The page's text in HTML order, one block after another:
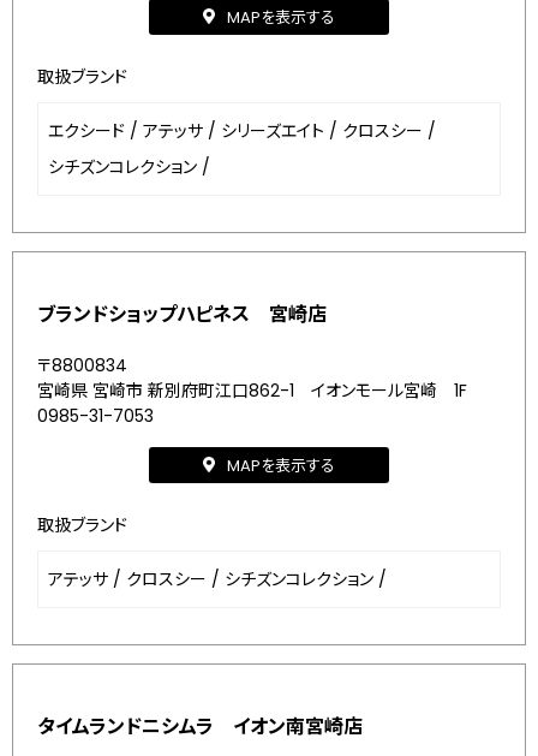
MAPを表示する
取扱ブランド
エクシード / アテッサ / シリーズエイト / クロスシー /
シチズンコレクション /
ブランドショップハピネス 宮崎店
〒8800834
宮崎県 宮崎市 新別府町江口862-1 イオンモール宮崎 1F
0985-31-7053
MAPを表示する
取扱ブランド
アテッサ / クロスシー / シチズンコレクション /
タイムランドニシムラ イオン南宮崎店